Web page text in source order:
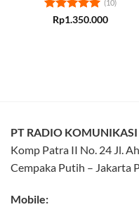
Rated5
(10)
Rp1.350.000
PT RADIO
Komp Patra II No. 24 Jl.
Cempaka Putih – Jakarta
Mobile: